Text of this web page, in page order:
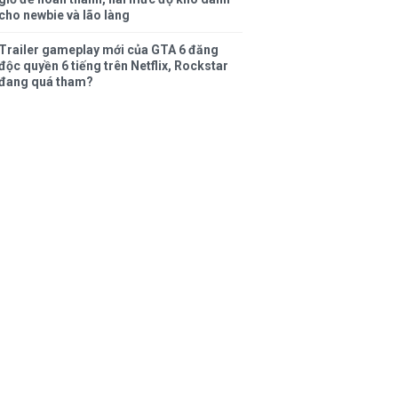
newbie và lão làng
gameplay mới của GTA 6 đăng
quyền 6 tiếng trên Netflix, Rockstar
quá tham?